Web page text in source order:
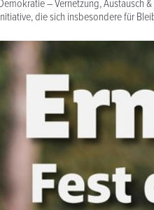
– Vernetzung, Austausch
die sich insbesondere für